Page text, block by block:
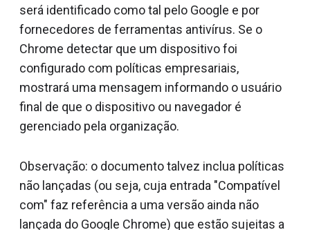
será identificado como tal pelo Google e por
fornecedores de ferramentas antivírus. Se o
Chrome detectar que um dispositivo foi
configurado com políticas empresariais,
mostrará uma mensagem informando o usuário
final de que o dispositivo ou navegador é
gerenciado pela organização.
Observação: o documento talvez inclua políticas
não lançadas (ou seja, cuja entrada "Compatível
com" faz referência a uma versão ainda não
lançada do Google Chrome) que estão sujeitas a